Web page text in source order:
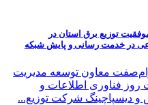
توزیع برق استان در
در خدمت رسانی و پایش شبكه
معاون توسعه مدیریت
روز فناوری اطلاعات و
و دیسپاچینگ شرکت توزیع...